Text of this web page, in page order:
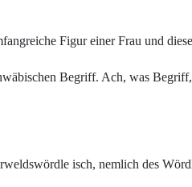
Figur einer Frau und
Begriff. Ach, was
isch, nemlich des